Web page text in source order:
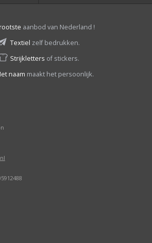
aanbod van Nederland !
Textiel zelf bedrukken.
Strijkletters of stickers.
naam maakt het persoonlijk.